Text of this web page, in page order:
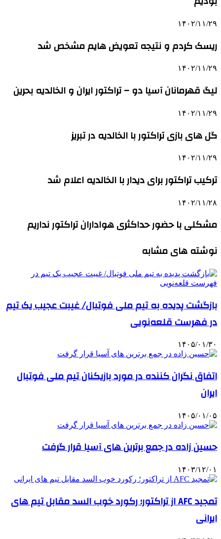
۱۴۰۲/۱۱/۲۹
ریسک کردم و نتیجه تعویض هایم مشخص شد
۱۴۰۲/۱۱/۲۹
لیگ قهرمانان آسیا دو – تراکتور ایران و الخالدیه بحرین
۱۴۰۲/۱۱/۲۹
گل های بازی تراکتور با الخالدیه در تبریز
۱۴۰۲/۱۱/۲۹
ترکیب تراکتور برای دیدار با الخالدیه اعلام شد
۱۴۰۲/۱۱/۲۸
مشکلی با حضور حداکثری هواداران تراکتور نداریم
نوشته های مشابه
بازگشت پدیده به تیم ملی فوتبال/ غیبت عجیب یک تیم
در فهرست قلعه‌نویی
۱۴۰۵/۰۱/۳۰
اتفاق نگران کننده در مورد بازیکنان تیم ملی فوتبال
ایران
۱۴۰۵/۰۱/۰۵
حسین زاده در جمع برترین های آسیا قرار گرفت
۱۴۰۳/۱۲/۰۱
تمجید AFC از تراکتور؛ رکورد خوب السد مقابل تیم های
ایرانی